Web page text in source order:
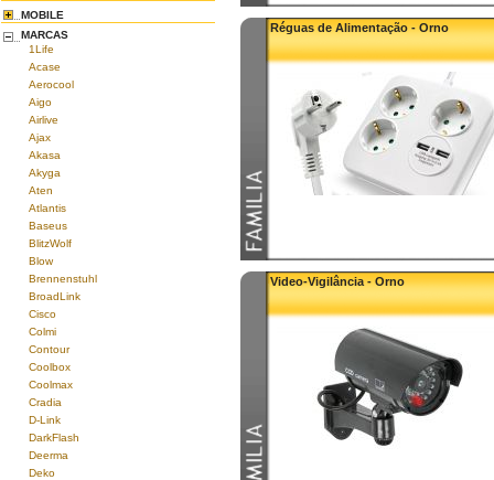
MOBILE
MARCAS
1Life
Acase
Aerocool
Aigo
Airlive
Ajax
Akasa
Akyga
Aten
Atlantis
Baseus
BlitzWolf
Blow
Brennenstuhl
BroadLink
Cisco
Colmi
Contour
Coolbox
Coolmax
Cradia
D-Link
DarkFlash
Deerma
Deko
Réguas de Alimentação - Orno
Video-Vigilância - Orno